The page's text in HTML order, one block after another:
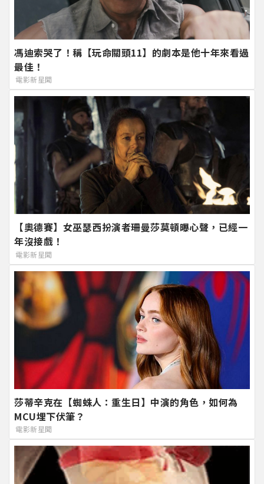
馮迪索哭了！稱【玩命關頭11】的劇本是他十年來看過
最佳！
電影新星聞
【奧德賽】女巫瑟西扮演者珊曼莎莫頓曝心聲，已經一
年沒接戲！
電影新星聞
莎蒂辛克在【蜘蛛人：重生日】中演的角色，如何為
MCU埋下伏筆？
電影新星聞